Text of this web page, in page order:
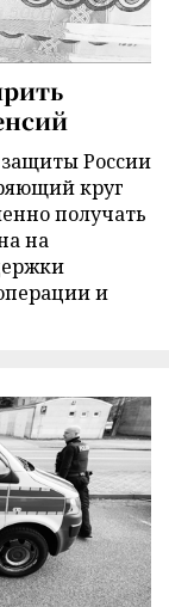
России
круг
получать
на
и